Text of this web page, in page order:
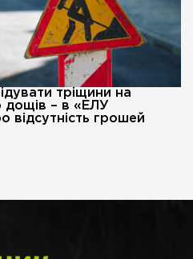
тріщини на
дощів – в «ЕЛУ
відсутність грошей